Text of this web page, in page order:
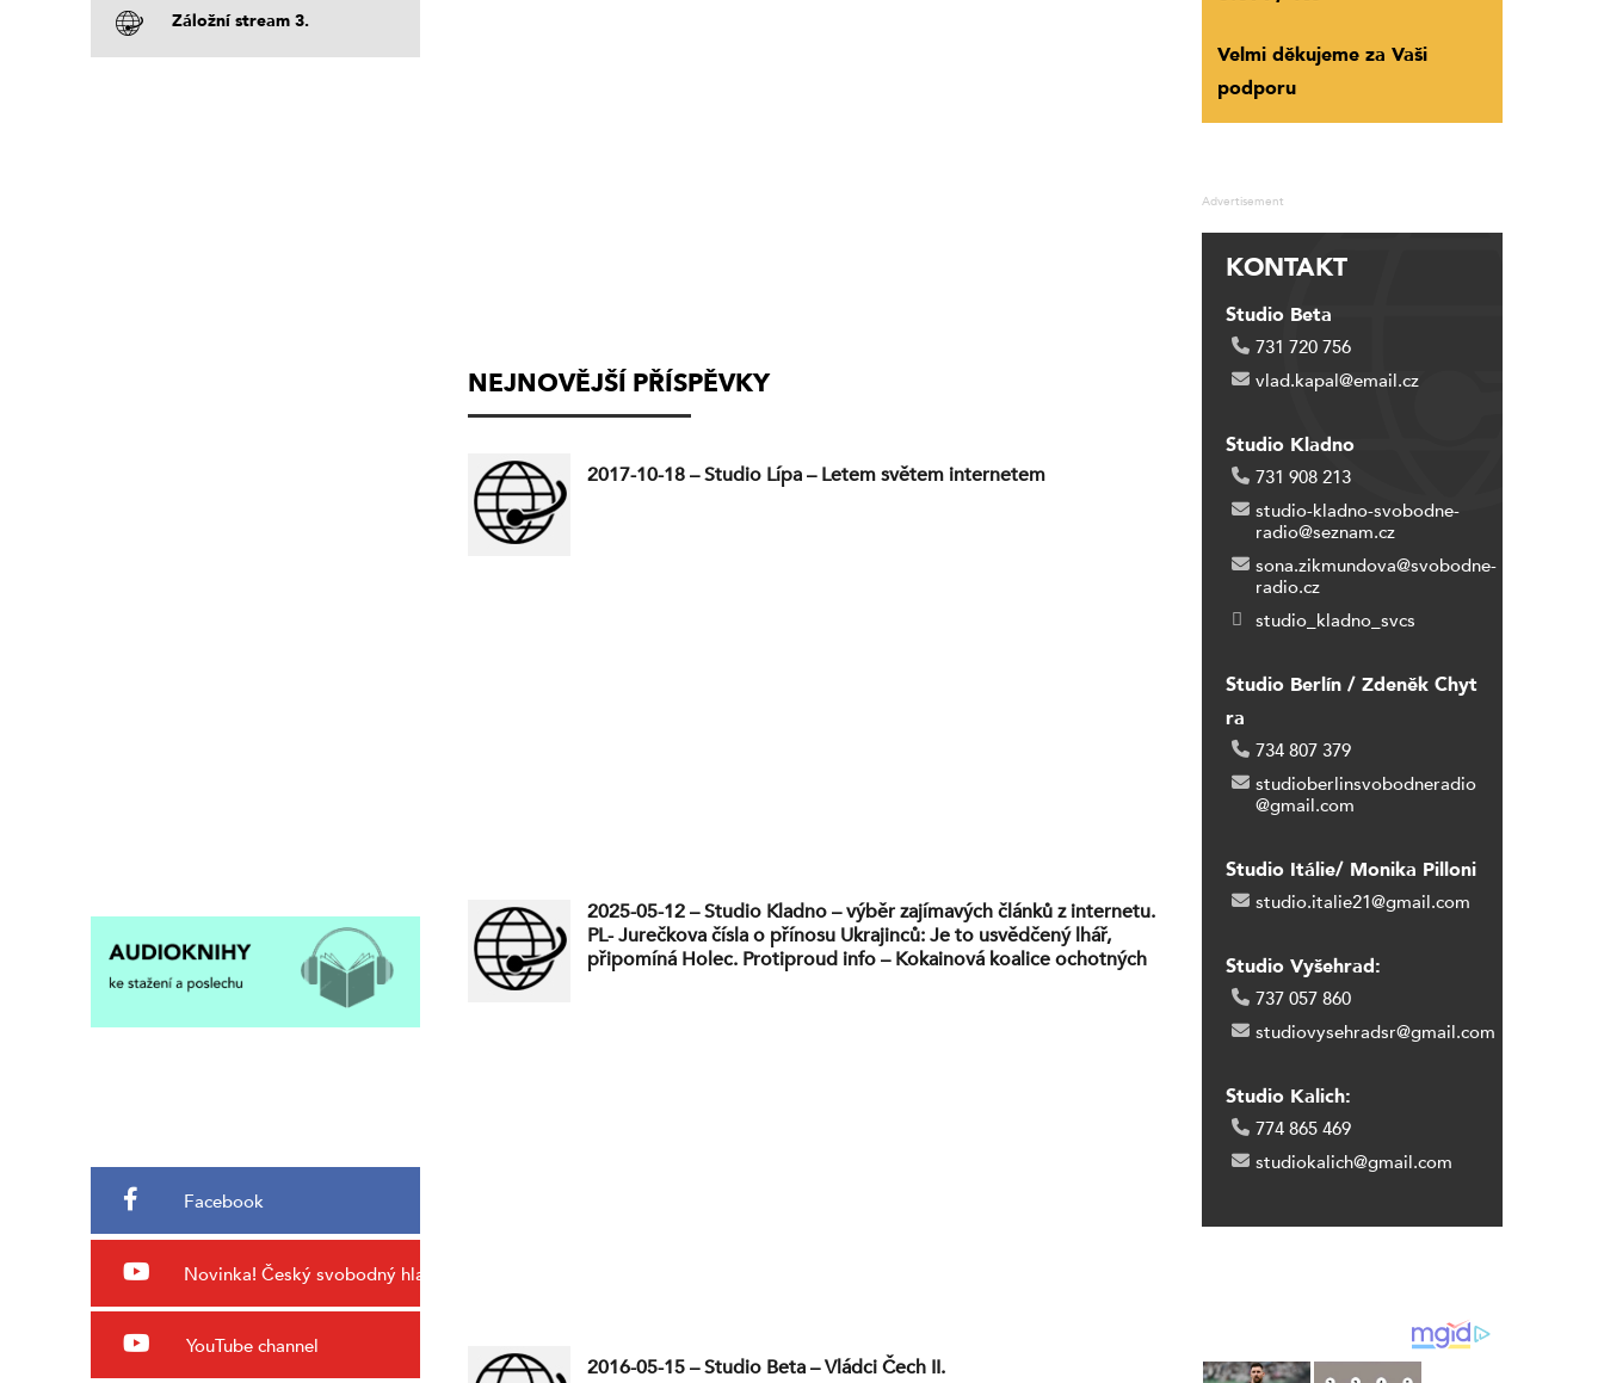
Záložní stream 3.
Facebook
Novinka! Český svobodný hlas
YouTube channel
NEJNOVĚJŠÍ PŘÍSPĚVKY
2017-10-18 – Studio Lípa – Letem světem internetem
2025-05-12 – Studio Kladno – výběr zajímavých článků z internetu.
PL- Jurečkova čísla o přínosu Ukrajinců: Je to usvědčený lhář,
připomíná Holec. Protiproud info – Kokainová koalice ochotných
2016-05-15 – Studio Beta – Vládci Čech II.
Velmi děkujeme za Vaši
podporu
Advertisement
KONTAKT
Studio Beta
731 720 756
vlad.kapal@email.cz
Studio Kladno
731 908 213
studio-kladno-svobodne-
radio@seznam.cz
sona.zikmundova@svobodne-
radio.cz
studio_kladno_svcs
Studio Berlín / Zdeněk Chyt
ra
734 807 379
studioberlinsvobodneradio
@gmail.com
Studio Itálie/ Monika Pilloni
studio.italie21@gmail.com
Studio Vyšehrad:
737 057 860
studiovysehradsr@gmail.com
Studio Kalich:
774 865 469
studiokalich@gmail.com